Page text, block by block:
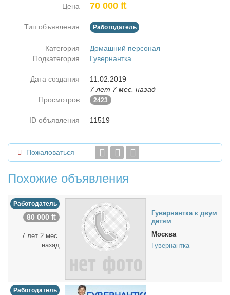
Цена 70 000 ₶
Тип объявления Работодатель
Категория
Домашний персонал
Подкатегория
Гувернантка
Дата создания
11.02.2019
7 лет 7 мес. назад
Просмотров
2423
ID объявления 11519
Пожаловаться
Похожие объявления
Работодатель
80 000 ₶
7 лет 2 мес.
назад
Гу­вер­нант­ка к двум
де­тям
Москва
Гувернантка
Работодатель